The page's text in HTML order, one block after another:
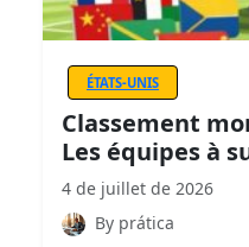
ÉTATS-UNIS
Classement
Les équipes à
4 de juillet de 2026
By prática